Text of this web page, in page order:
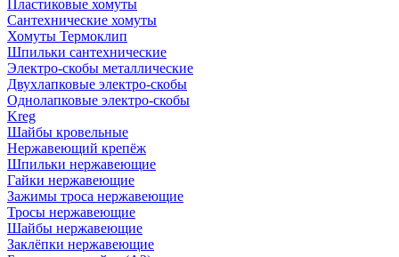
Пластиковые хомуты
Сантехнические хомуты
Хомуты Термоклип
Шпильки сантехнические
Электро-скобы металлические
Двухлапковые электро-скобы
Однолапковые электро-скобы
Kreg
Шайбы кровельные
Нержавеющий крепёж
Шпильки нержавеющие
Гайки нержавеющие
Зажимы троса нержавеющие
Тросы нержавеющие
Шайбы нержавеющие
Заклёпки нержавеющие